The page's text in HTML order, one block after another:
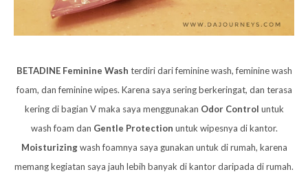
BETADINE Feminine Wash terdiri dari feminine wash, feminine wash
foam, dan feminine wipes. Karena saya sering berkeringat, dan terasa
kering di bagian V maka saya menggunakan Odor Control untuk
wash foam dan Gentle Protection untuk wipesnya di kantor.
Moisturizingwash foamnya saya gunakan untuk di rumah, karena
memang kegiatan saya jauh lebih banyak di kantor daripada di rumah.